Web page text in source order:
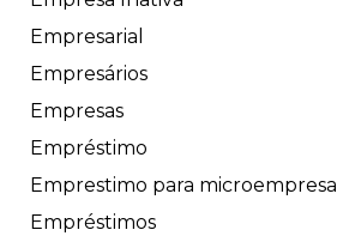
Empresarial
Empresários
Empresas
Empréstimo
Emprestimo para microempresa
Empréstimos